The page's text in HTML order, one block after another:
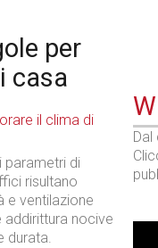
per
casa
parametri di
risultano
e ventilazione
nocive
durata.